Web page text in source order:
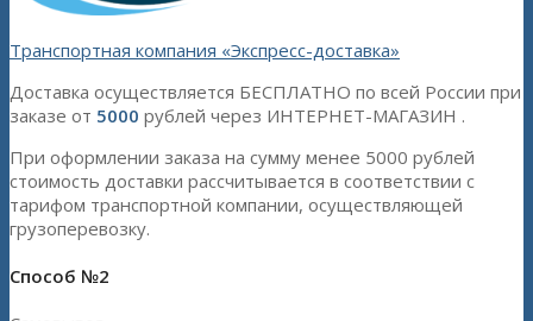
Транспортная компания «Экспресс-доставка»
Доставка осуществляется БЕСПЛАТНО по всей России при
заказе от 5000 рублей через ИНТЕРНЕТ-МАГАЗИН .
При оформлении заказа на сумму менее 5000 рублей
стоимость доставки рассчитывается в соответствии с
тарифом транспортной компании, осуществляющей
грузоперевозку.
Способ №2